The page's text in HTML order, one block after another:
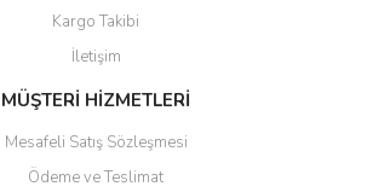
Gönder
Kargo Takibi
İletişim
MÜŞTERİ HİZMETLERİ
Mesafeli Satış Sözleşmesi
Ödeme ve Teslimat